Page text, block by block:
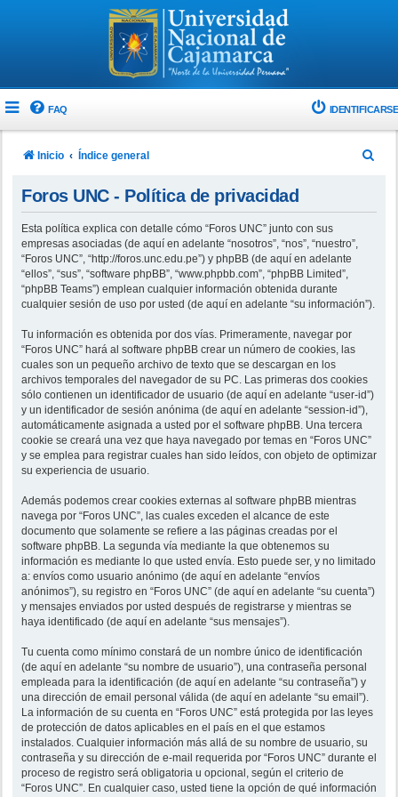
FAQ IDENTIFICARSE
Inicio Índice general
Foros UNC - Política de privacidad
Esta política explica con detalle cómo “Foros UNC” junto con sus
empresas asociadas (de aquí en adelante “nosotros”, “nos”, “nuestro”,
“Foros UNC”, “http://foros.unc.edu.pe”) y phpBB (de aquí en adelante
“ellos”, “sus”, “software phpBB”, “www.phpbb.com”, “phpBB Limited”,
“phpBB Teams”) emplean cualquier información obtenida durante
cualquier sesión de uso por usted (de aquí en adelante “su información”).
Tu información es obtenida por dos vías. Primeramente, navegar por
“Foros UNC” hará al software phpBB crear un número de cookies, las
cuales son un pequeño archivo de texto que se descargan en los
archivos temporales del navegador de su PC. Las primeras dos cookies
sólo contienen un identificador de usuario (de aquí en adelante “user-id”)
y un identificador de sesión anónima (de aquí en adelante “session-id”),
automáticamente asignada a usted por el software phpBB. Una tercera
cookie se creará una vez que haya navegado por temas en “Foros UNC”
y se emplea para registrar cuales han sido leídos, con objeto de optimizar
su experiencia de usuario.
Además podemos crear cookies externas al software phpBB mientras
navega por “Foros UNC”, las cuales exceden el alcance de este
documento que solamente se refiere a las páginas creadas por el
software phpBB. La segunda vía mediante la que obtenemos su
información es mediante lo que usted envía. Esto puede ser, y no limitado
a: envíos como usuario anónimo (de aquí en adelante “envíos
anónimos”), su registro en “Foros UNC” (de aquí en adelante “su cuenta”)
y mensajes enviados por usted después de registrarse y mientras se
haya identificado (de aquí en adelante “sus mensajes”).
Tu cuenta como mínimo constará de un nombre único de identificación
(de aquí en adelante “su nombre de usuario”), una contraseña personal
empleada para la identificación (de aquí en adelante “su contraseña”) y
una dirección de email personal válida (de aquí en adelante “su email”).
La información de su cuenta en “Foros UNC” está protegida por las leyes
de protección de datos aplicables en el país en el que estamos
instalados. Cualquier información más allá de su nombre de usuario, su
contraseña y su dirección de e-mail requerida por “Foros UNC” durante el
proceso de registro será obligatoria u opcional, según el criterio de
“Foros UNC”. En cualquier caso, usted tiene la opción de qué información